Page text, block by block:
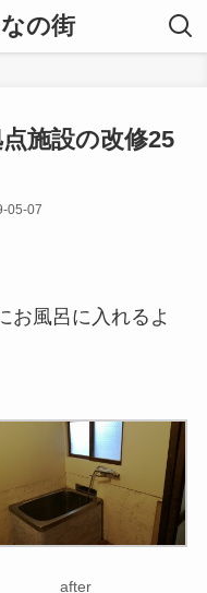
の街
施設の改修25
05-07
お風呂に入れるよ
after